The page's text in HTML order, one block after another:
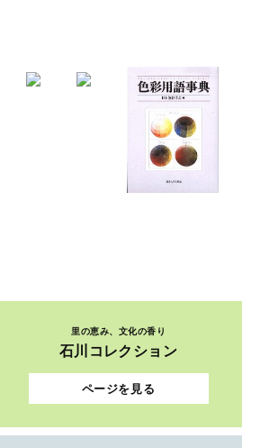
里の恵み、文化の香り
石川コレクション
ページを見る